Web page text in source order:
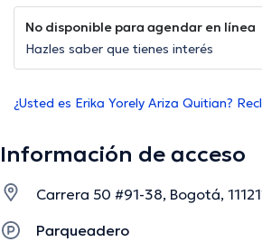
No disponible para agendar en línea
Hazles saber que tienes interés
¿Usted es Erika Yorely Ariza Quitian?
Información de acceso
Carrera 50 #91-38, Bogotá,
Parqueadero